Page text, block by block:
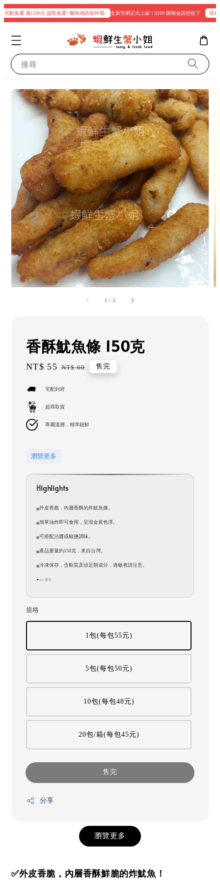
配免運 滿1500元 超取免運“ 離島地區除外哦~ 全新官網正式上線！$100 購物金請您收下 現在
搜尋
1 / 5
香酥魷魚條 150克
Sale
NT$ 55 Regular
NT$ 60 售完
宅配到府
超商取貨
專屬溫層，精準鎖鮮
瀏覽更多
Highlights
外皮香脆，內層香酥的炸魷魚條。
簡單油炸即可食用，呈現金黃色澤。
可搭配沾醬或椒鹽調味。
產品重量約150克，來自台灣。
冷凍保存，含麩質及頭足類成分，過敏者請注意。
✦AI 產生
規格
1包(每包55元)
5包(每包50元)
10包(每包48元)
20包/箱(每包45元)
售完
分享
瀏覽更多
✅外皮香脆，內層香酥鮮脆的炸魷魚！